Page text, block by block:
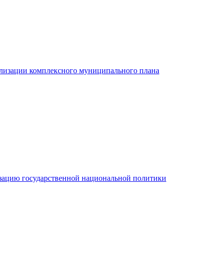
комплексного муниципального плана
государственной национальной политики